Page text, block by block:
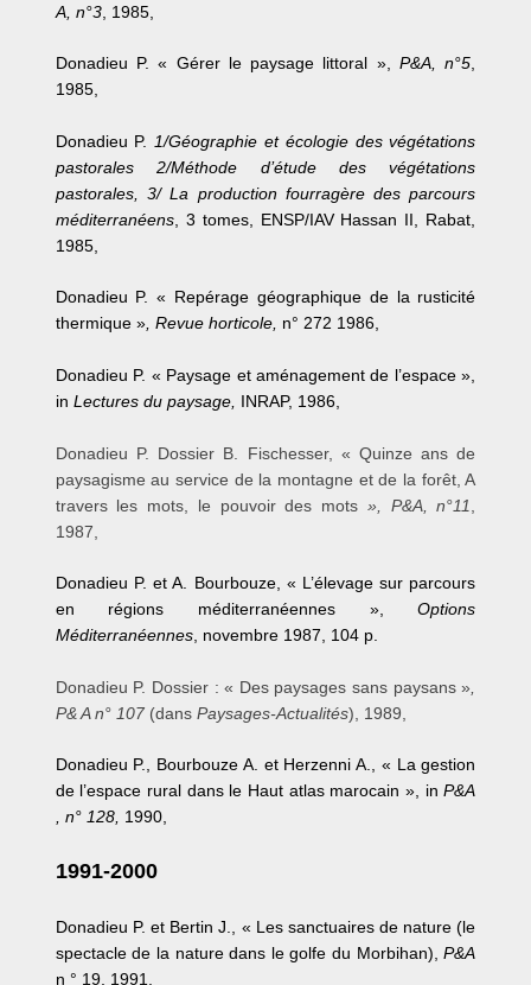
A, n°3, 1985,
Donadieu P. « Gérer le paysage littoral »,P&A, n°5,
1985,
Donadieu P.
1/Géographie et écologie des végétations
pastorales 2/Méthode d’étude des végétations
pastorales, 3/ La production fourragère des parcours
méditerranéens, 3 tomes, ENSP/IAV Hassan II, Rabat,
1985,
Donadieu P. « Repérage géographique de la rusticité
thermique », Revue horticole, n° 272 1986,
Donadieu P. « Paysage et aménagement de l’espace »,
in Lectures du paysage, INRAP, 1986,
Donadieu P. Dossier B. Fischesser, « Quinze ans de
paysagisme au service de la montagne et de la forêt, A
travers les mots, le pouvoir des mots », P&A, n°11
1987,
Donadieu P. et A. Bourbouze, « L’élevage sur parcours
en régions méditerranéennes »,Options
Méditerranéennes, novembre 1987, 104 p.
Donadieu P. Dossier : « Des paysages sans paysans »
P& A n° 107(dans Paysages-Actualités), 1989,
Donadieu P., Bourbouze A. et Herzenni A., « La gestion
de l’espace rural dans le Haut atlas marocain », inP&A
, n° 128, 1990,
1991-2000
Donadieu P. et Bertin J., « Les sanctuaires de nature (le
spectacle de la nature dans le golfe du Morbihan),P&A
n ° 19, 1991,